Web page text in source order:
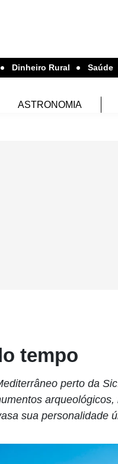
Dinheiro Rural Saúde
ASTRONOMIA
tempo
perto da
sua personalidade